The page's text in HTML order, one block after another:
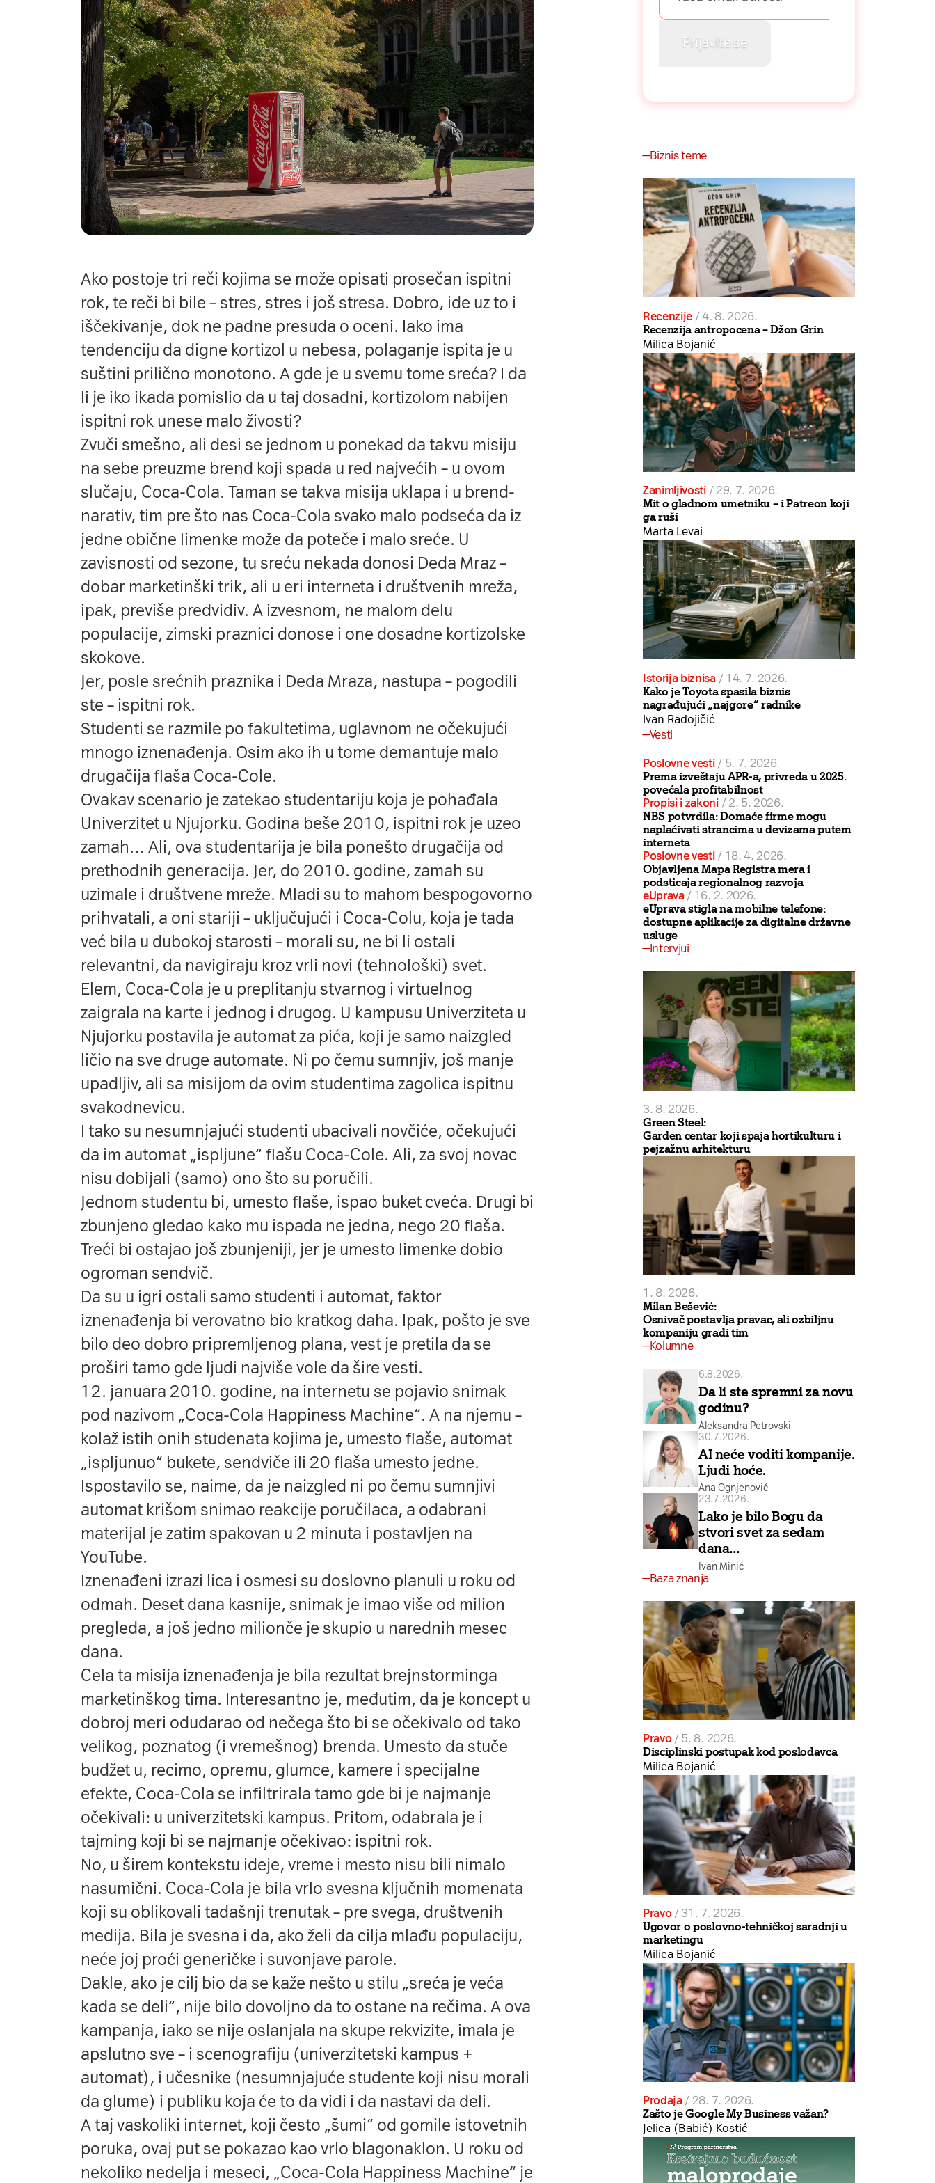
Ako postoje tri reči kojima se može opisati prosečan ispitni
rok, te reči bi bile – stres, stres i još stresa. Dobro, ide uz to i
iščekivanje, dok ne padne presuda o oceni. Iako ima
tendenciju da digne kortizol u nebesa, polaganje ispita je u
suštini prilično monotono. A gde je u svemu tome sreća? I da
li je iko ikada pomislio da u taj dosadni, kortizolom nabijen
ispitni rok unese malo živosti?
Zvuči smešno, ali desi se jednom u ponekad da takvu misiju
na sebe preuzme brend koji spada u red najvećih – u ovom
slučaju, Coca-Cola. Taman se takva misija uklapa i u brend-
narativ, tim pre što nas Coca-Cola svako malo podseća da iz
jedne obične limenke može da poteče i malo sreće. U
zavisnosti od sezone, tu sreću nekada donosi Deda Mraz–
dobar marketinški trik, ali u eri interneta i društvenih mreža,
ipak, previše predvidiv. A izvesnom, ne malom delu
populacije, zimski praznici donose i one dosadne kortizolske
skokove.
Jer, posle srećnih praznika i Deda Mraza, nastupa – pogodili
ste – ispitni rok.
Studenti se razmile po fakultetima, uglavnom ne očekujući
mnogo iznenađenja. Osim ako ih u tome demantuje malo
drugačija flaša Coca-Cole.
Ovakav scenario je zatekao studentariju koja je pohađala
Univerzitet u Njujorku. Godina beše 2010, ispitni rok je uzeo
zamah… Ali, ova studentarija je bila ponešto drugačija od
prethodnih generacija. Jer, do 2010. godine, zamah su
uzimale i društvene mreže. Mladi su to mahom bespogovorno
prihvatali, a oni stariji – uključujući i Coca-Colu, koja je tada
već bila u dubokoj starosti – morali su, ne bi li ostali
relevantni, da navigiraju kroz vrli novi (tehnološki) svet.
Elem, Coca-Cola je u preplitanju stvarnog i virtuelnog
zaigrala na karte i jednog i drugog. U kampusu Univerziteta u
Njujorku postavila je automat za pića, koji je samo naizgled
ličio na sve druge automate. Ni po čemu sumnjiv, još manje
upadljiv, ali sa misijom da ovim studentima zagolica ispitnu
svakodnevicu.
I tako su nesumnjajući studenti ubacivali novčiće, očekujući
da im automat „ispljune“ flašu Coca-Cole. Ali, za svoj novac
nisu dobijali (samo) ono što su poručili.
Jednom studentu bi, umesto flaše, ispao buket cveća. Drugi bi
zbunjeno gledao kako mu ispada ne jedna, nego 20 flaša.
Treći bi ostajao još zbunjeniji, jer je umesto limenke dobio
ogroman sendvič.
Da su u igri ostali samo studenti i automat, faktor
iznenađenja bi verovatno bio kratkog daha. Ipak, pošto je sve
bilo deo dobro pripremljenog plana, vest je pretila da se
proširi tamo gde ljudi najviše vole da šire vesti.
12. januara 2010. godine, na internetu se pojavio snimak
pod nazivom „Coca-Cola Happiness Machine“. A na njemu –
kolaž istih onih studenata kojima je, umesto flaše, automat
„ispljunuo“ bukete, sendviče ili 20 flaša umesto jedne.
Ispostavilo se, naime, da je naizgled ni po čemu sumnjivi
automat krišom snimao reakcije poručilaca, a odabrani
materijal je zatim spakovan u 2 minuta i postavljen na
YouTube.
Iznenađeni izrazi lica i osmesi su doslovno planuli u roku od
odmah. Deset dana kasnije, snimak je imao više od milion
pregleda, a još jedno milionče je skupio u narednih mesec
dana.
Cela ta misija iznenađenja je bila rezultat brejnstorminga
marketinškog tima. Interesantno je, međutim, da je koncept u
dobroj meri odudarao od nečega što bi se očekivalo od tako
velikog, poznatog (i vremešnog) brenda. Umesto da stuče
budžet u, recimo, opremu, glumce, kamere i specijalne
efekte, Coca-Cola se infiltrirala tamo gde bi je najmanje
očekivali: u univerzitetski kampus. Pritom, odabrala je i
tajming koji bi se najmanje očekivao: ispitni rok.
No, u širem kontekstu ideje, vreme i mesto nisu bili nimalo
nasumični. Coca-Cola je bila vrlo svesna ključnih momenata
koji su oblikovali tadašnji trenutak – pre svega, društvenih
medija. Bila je svesna i da, ako želi da cilja mlađu populaciju,
neće joj proći generičke i suvonjave parole.
Dakle, ako je cilj bio da se kaže nešto u stilu „sreća je veća
kada se deli“, nije bilo dovoljno da to ostane na rečima. A ova
kampanja, iako se nije oslanjala na skupe rekvizite, imala je
apslutno sve – i scenografiju (univerzitetski kampus +
automat), i učesnike (nesumnjajuće studente koji nisu morali
da glume) i publiku koja će to da vidi i da nastavi da deli.
A taj vaskoliki internet, koji često „šumi“ od gomile istovetnih
poruka, ovaj put se pokazao kao vrlo blagonaklon. U roku od
nekoliko nedelja i meseci, „Coca-Cola Happiness Machine“ je
Biznis teme
Recenzije / 4. 8. 2026.
Recenzija antropocena – Džon Grin
Milica Bojanić
Zanimljivosti / 29. 7. 2026.
Mit o gladnom umetniku – i Patreon koji
ga ruši
Marta Levai
Istorija biznisa / 14. 7. 2026.
Kako je Toyota spasila biznis
nagrađujući „najgore“ radnike
Ivan Radojičić
Vesti
Poslovne vesti / 5. 7. 2026.
Prema izveštaju APR-a, privreda u 2025.
povećala profitabilnost
Propisi i zakoni / 2. 5. 2026.
NBS potvrdila: Domaće firme mogu
naplaćivati strancima u devizama putem
interneta
Poslovne vesti / 18. 4. 2026.
Objavljena Mapa Registra mera i
podsticaja regionalnog razvoja
eUprava / 16. 2. 2026.
eUprava stigla na mobilne telefone:
dostupne aplikacije za digitalne državne
usluge
Intervjui
3. 8. 2026.
Green Steel:
Garden centar koji spaja hortikulturu i
pejzažnu arhitekturu
1. 8. 2026.
Milan Bešević:
Osnivač postavlja pravac, ali ozbiljnu
kompaniju gradi tim
Kolumne
6.8.2026.
Da li ste spremni za novu
godinu?
Aleksandra Petrovski
30.7.2026.
AI neće voditi kompanije.
Ljudi hoće.
Ana Ognjenović
23.7.2026.
Lako je bilo Bogu da
stvori svet za sedam
dana…
Ivan Minić
Baza znanja
Pravo / 5. 8. 2026.
Disciplinski postupak kod poslodavca
Milica Bojanić
Pravo / 31. 7. 2026.
Ugovor o poslovno-tehničkoj saradnji u
marketingu
Milica Bojanić
Prodaja / 28. 7. 2026.
Zašto je Google My Business važan?
Jelica (Babić) Kostić